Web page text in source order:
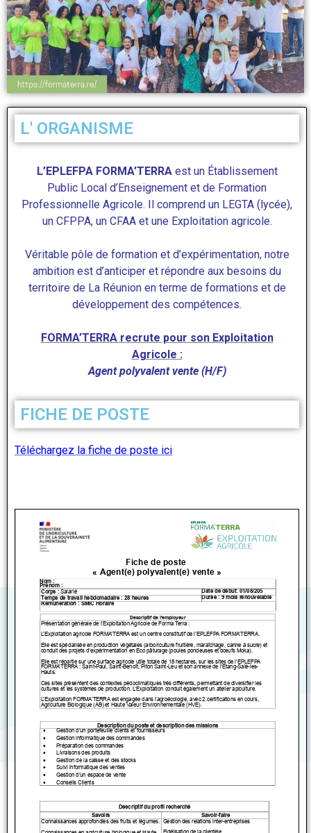
L' ORGANISME
L’EPLEFPA FORMA’TERRA est un Établissement
Public Local d’Enseignement et de Formation
Professionnelle Agricole. Il comprend un LEGTA (lycée),
un CFPPA, un CFAA et une Exploitation agricole.
Véritable pôle de formation et d’expérimentation, notre
ambition est d’anticiper et répondre aux besoins du
territoire de La Réunion en terme de formations et de
développement des compétences.
FORMA’TERRA recrute pour son Exploitation
Agricole :
Agent polyvalent vente (H/F)
FICHE DE POSTE
Téléchargez la fiche de poste ici